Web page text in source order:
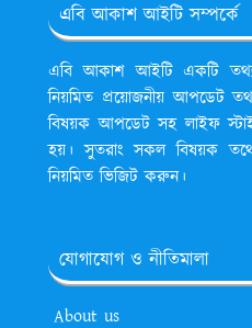
এবি আকাশ আইটি সম্পর্কে
এবি আকাশ আইটি একটি তথ্য
নিয়মিত প্রয়োজনীয় আপডেট
বিষয়ক আপডেট সহ লাইফ
হয়। সুতরাং সকল বিষয়ক
নিয়মিত ভিজিট করুন।
যোগাযোগ ও নীতিমালা
About us